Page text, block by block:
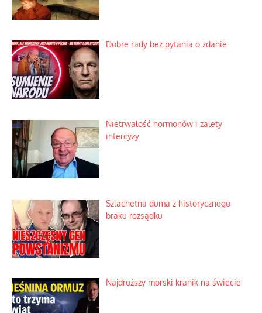
Dobre rady bez pytania o zdanie
Nietrwałość hormonów i zalety
intercyzy
Szlachetna duma z historycznego
braku rozsądku
Najdroższy morski kranik na świecie